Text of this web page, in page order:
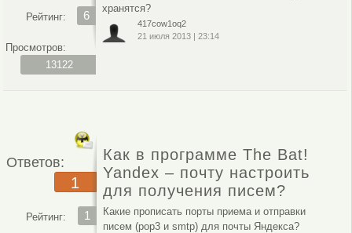
Рейтинг: 6
Просмотров:
13122
хранятся?
417cow1oq2
21 июля 2013 |23:14
Ответов:
1
Рейтинг: 1
Как в программе The Bat!
Yandex – почту настроить
для получения писем?
Какие прописать порты приема и отправки
писем (pop3 и smtp) для почты Яндекса?